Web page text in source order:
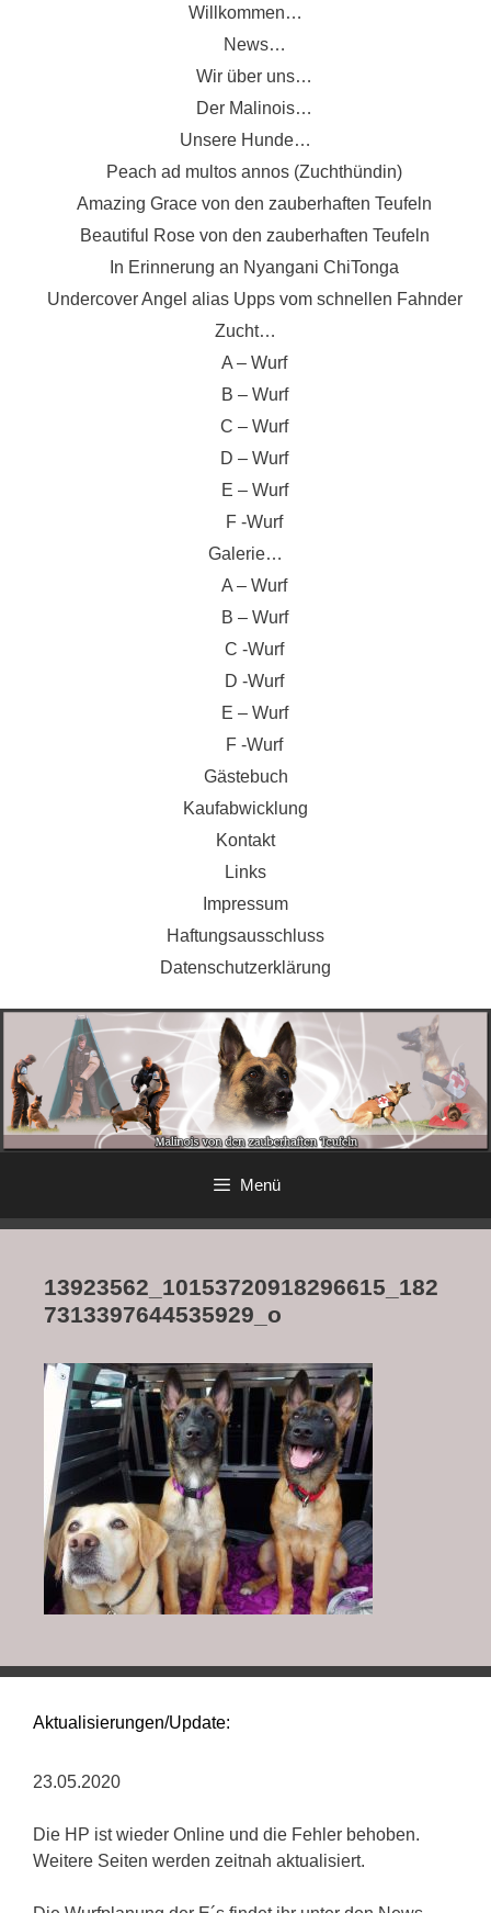
Willkommen…
News…
Wir über uns…
Der Malinois…
Unsere Hunde…
Peach ad multos annos (Zuchthündin)
Amazing Grace von den zauberhaften Teufeln
Beautiful Rose von den zauberhaften Teufeln
In Erinnerung an Nyangani ChiTonga
Undercover Angel alias Upps vom schnellen Fahnder
Zucht…
A – Wurf
B – Wurf
C – Wurf
D – Wurf
E – Wurf
F -Wurf
Galerie…
A – Wurf
B – Wurf
C -Wurf
D -Wurf
E – Wurf
F -Wurf
Gästebuch
Kaufabwicklung
Kontakt
Links
Impressum
Haftungsausschluss
Datenschutzerklärung
Menü
13923562_10153720918296615_182
7313397644535929_o
Aktualisierungen/Update:
23.05.2020
Die HP ist wieder Online und die Fehler behoben.
Weitere Seiten werden zeitnah aktualisiert.